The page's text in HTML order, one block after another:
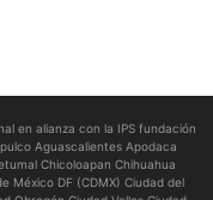
en alianza con la IPS fundación
Aguascalientes Apodaca
Chicoloapan Chihuahua
México DF (CDMX) Ciudad del